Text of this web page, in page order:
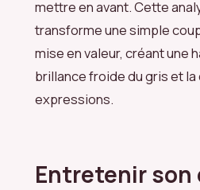
mettre en avant. Cette
transforme une simple
mise en valeur, créant une
brillance froide du gris et la
expressions.
Entretenir son